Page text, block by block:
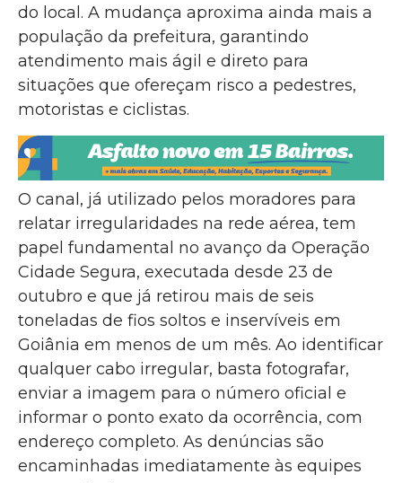
do local. A mudança aproxima ainda mais a
população da prefeitura, garantindo
atendimento mais ágil e direto para
situações que ofereçam risco a pedestres,
motoristas e ciclistas.
O canal, já utilizado pelos moradores para
relatar irregularidades na rede aérea, tem
papel fundamental no avanço da Operação
Cidade Segura, executada desde 23 de
outubro e que já retirou mais de seis
toneladas de fios soltos e inservíveis em
Goiânia em menos de um mês. Ao identificar
qualquer cabo irregular, basta fotografar,
enviar a imagem para o número oficial e
informar o ponto exato da ocorrência, com
endereço completo. As denúncias são
encaminhadas imediatamente às equipes